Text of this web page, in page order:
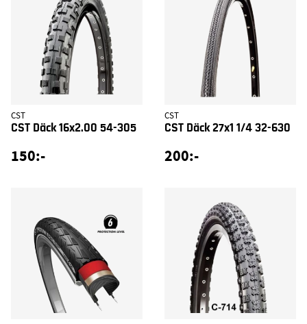
CST
CST Däck 16x2.00 54-305
150:-
CST
CST Däck 27x1 1/4 32-630
200:-